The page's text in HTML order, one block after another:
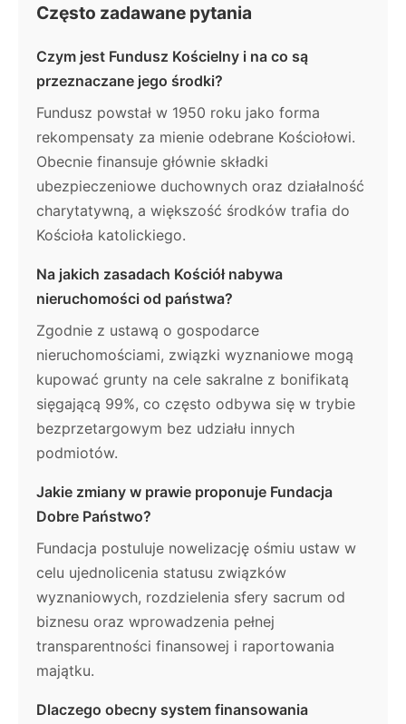
Często zadawane pytania
Czym jest Fundusz Kościelny i na co są
przeznaczane jego środki?
Fundusz powstał w 1950 roku jako forma
rekompensaty za mienie odebrane Kościołowi.
Obecnie finansuje głównie składki
ubezpieczeniowe duchownych oraz działalność
charytatywną, a większość środków trafia do
Kościoła katolickiego.
Na jakich zasadach Kościół nabywa
nieruchomości od państwa?
Zgodnie z ustawą o gospodarce
nieruchomościami, związki wyznaniowe mogą
kupować grunty na cele sakralne z bonifikatą
sięgającą 99%, co często odbywa się w trybie
bezprzetargowym bez udziału innych
podmiotów.
Jakie zmiany w prawie proponuje Fundacja
Dobre Państwo?
Fundacja postuluje nowelizację ośmiu ustaw w
celu ujednolicenia statusu związków
wyznaniowych, rozdzielenia sfery sacrum od
biznesu oraz wprowadzenia pełnej
transparentności finansowej i raportowania
majątku.
Dlaczego obecny system finansowania